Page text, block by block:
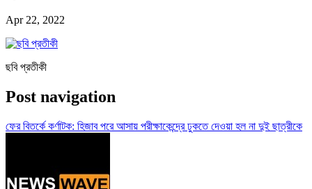
Apr 22, 2022
ছবি প্রতীকী
Post navigation
ফের বিতর্কে কর্ণাটক: হিজাব পরে আসায় পরীক্ষাকেন্দ্রে ঢুকতে দেওয়া হল না দুই ছাত্রীকে